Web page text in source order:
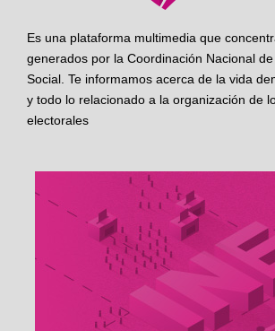
Es una plataforma multimedia que
generados por la Coordinación Nacional
Social. Te informamos acerca de la vida
y todo lo relacionado a la organización de
electorales